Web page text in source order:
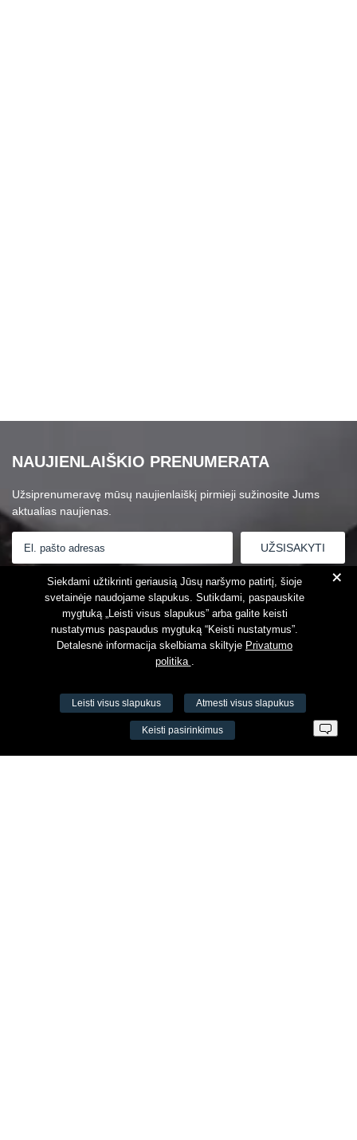
NAUJIENLAIŠKIO PRENUMERATA
Užsiprenumeravę mūsų naujienlaiškį pirmieji sužinosite Jums
aktualias naujienas.
Susipažinau suPrivatumo politika
VŠĮ Fitneso mokymo centras AEROMIX
+
Siekdami užtikrinti geriausią Jūsų naršymo patirtį, šioje
svetainėje naudojame slapukus. Sutikdami, paspauskite
mygtuką „Leisti visus slapukus” arba galite keisti
nustatymus paspaudus mygtuką “Keisti nustatymus”.
Detalesnė informacija skelbiama skiltyje Privatumo
politika .
Leisti visus slapukus Atmesti visus slapukus
Keisti pasirinkimus